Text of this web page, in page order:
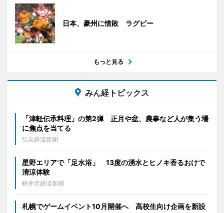
日本、豪州に惜敗 ラグビー
もっと見る
みん経トピックス
「津軽伝承料理」の第2弾 正月や盆、農事など人が集う場
に焦点を当てる
弘前経済新聞
星野エリアで「足水浴」 13度の湧水とヒノキ香るおけで
清涼体験
軽井沢経済新聞
札幌でゲームイベント10月開催へ 高校生向け企画を新設